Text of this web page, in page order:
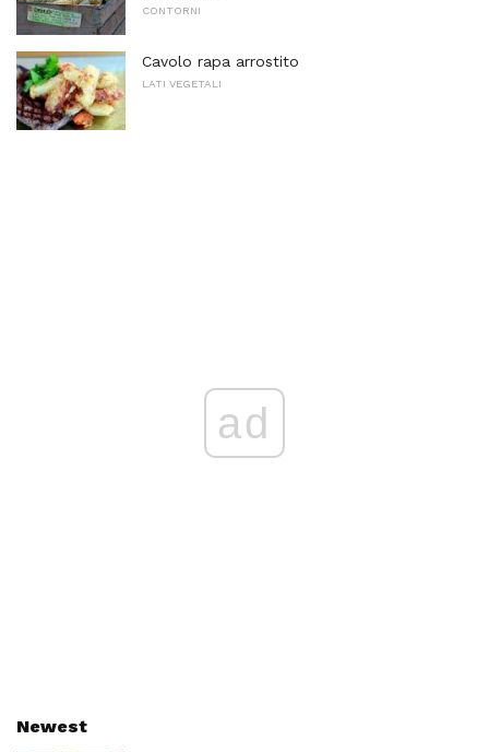
CONTORNI
Cavolo rapa arrostito
LATI VEGETALI
ad
Newest